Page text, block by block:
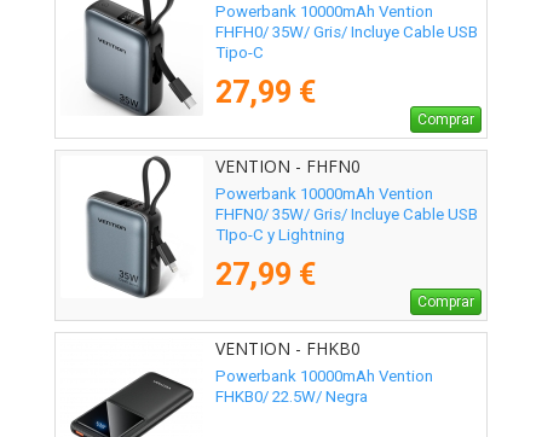
Powerbank 10000mAh Vention
FHFH0/ 35W/ Gris/ Incluye Cable USB
Tipo-C
27,99 €
Comprar
VENTION - FHFN0
Powerbank 10000mAh Vention
FHFN0/ 35W/ Gris/ Incluye Cable USB
TIpo-C y Lightning
27,99 €
Comprar
VENTION - FHKB0
Powerbank 10000mAh Vention
FHKB0/ 22.5W/ Negra